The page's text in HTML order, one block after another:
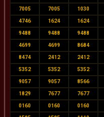
7005 7005 1030
4746 1624 1624
9488 9488 9488
4699 4699 8684
8474 2412 2412
5352 5352 5352
9057 9057 8566
1829 7677 7677
0160 0160 0160